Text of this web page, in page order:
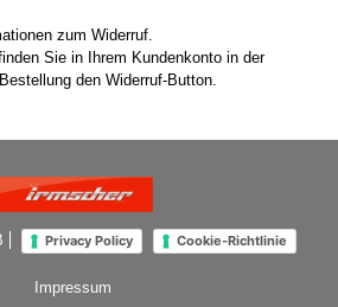
zum Widerruf.
Sie in Ihrem Kundenkonto in der
den Widerruf-Button.
Privacy Policy Cookie-Richtlinie
Impressum